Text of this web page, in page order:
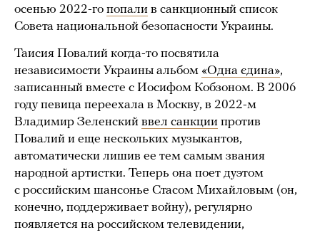
осенью 2022-го попали в санкционный список
Совета национальной безопасности Украины.
Таисия Повалий когда-то посвятила
независимости Украины альбом «Одна єдина»,
записанный вместе с Иосифом Кобзоном. В 2006
году певица переехала в Москву, в 2022-м
Владимир Зеленский ввел санкции против
Повалий и еще нескольких музыкантов,
автоматически лишив ее тем самым звания
народной артистки. Теперь она поет дуэтом
с российским шансонье Стасом Михайловым (он,
конечно, поддерживает войну), регулярно
появляется на российском телевидении,